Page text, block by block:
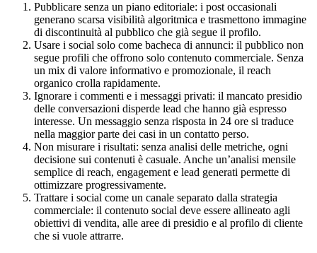
Pubblicare senza un piano editoriale: i post occasionali
generano scarsa visibilità algoritmica e trasmettono immagine
di discontinuità al pubblico che già segue il profilo.
Usare i social solo come bacheca di annunci: il pubblico non
segue profili che offrono solo contenuto commerciale. Senza
un mix di valore informativo e promozionale, il reach
organico crolla rapidamente.
Ignorare i commenti e i messaggi privati: il mancato presidio
delle conversazioni disperde lead che hanno già espresso
interesse. Un messaggio senza risposta in 24 ore si traduce
nella maggior parte dei casi in un contatto perso.
Non misurare i risultati: senza analisi delle metriche, ogni
decisione sui contenuti è casuale. Anche un’analisi mensile
semplice di reach, engagement e lead generati permette di
ottimizzare progressivamente.
Trattare i social come un canale separato dalla strategia
commerciale: il contenuto social deve essere allineato agli
obiettivi di vendita, alle aree di presidio e al profilo di cliente
che si vuole attrarre.